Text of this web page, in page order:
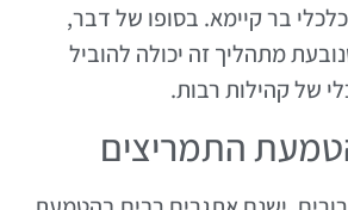
בר קיימא. בסופו של דבר,
מתהליך זה יכולה להוביל
של קהילות רבות.
התמריצים